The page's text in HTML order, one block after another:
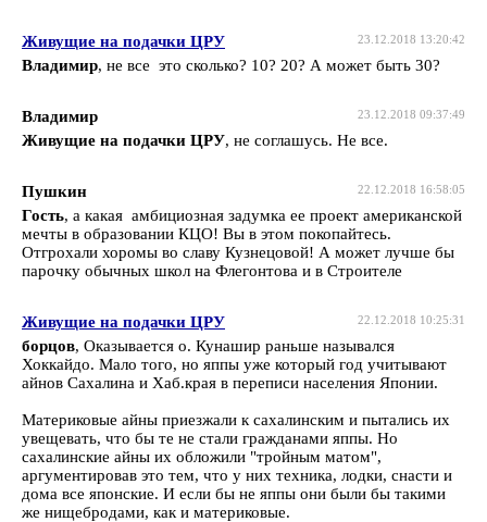
23.12.2018 13:20:42
Живущие на подачки ЦРУ
Владимир, не все это сколько? 10? 20? А может быть 30?
23.12.2018 09:37:49
Владимир
Живущие на подачки ЦРУ, не соглашусь. Не все.
22.12.2018 16:58:05
Пушкин
Гость, а какая амбициозная задумка ее проект американской
мечты в образовании КЦО! Вы в этом покопайтесь.
Отгрохали хоромы во славу Кузнецовой! А может лучше бы
парочку обычных школ на Флегонтова и в Строителе
22.12.2018 10:25:31
Живущие на подачки ЦРУ
борцов, Оказывается о. Кунашир раньше назывался
Хоккайдо. Мало того, но яппы уже который год учитывают
айнов Сахалина и Хаб.края в переписи населения Японии.
Материковые айны приезжали к сахалинским и пытались их
увещевать, что бы те не стали гражданами яппы. Но
сахалинские айны их обложили "тройным матом",
аргументировав это тем, что у них техника, лодки, снасти и
дома все японские. И если бы не яппы они были бы такими
же нищебродами, как и материковые.